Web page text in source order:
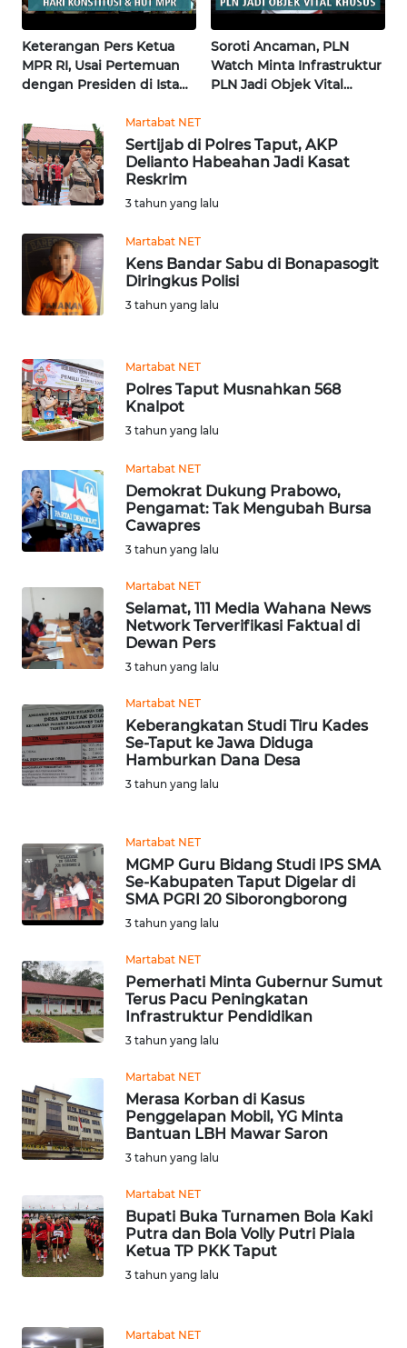
Keterangan Pers Ketua
MPR RI, Usai Pertemuan
dengan Presiden di Istana
Soroti Ancaman, PLN
Watch Minta Infrastruktur
PLN Jadi Objek Vital
Martabat NET
Sertijab di Polres Taput, AKP
Delianto Habeahan Jadi Kasat
Reskrim
3 tahun yang lalu
Martabat NET
Kens Bandar Sabu di Bonapasogit
Diringkus Polisi
3 tahun yang lalu
Martabat NET
Polres Taput Musnahkan 568
Knalpot
3 tahun yang lalu
Martabat NET
Demokrat Dukung Prabowo,
Pengamat: Tak Mengubah Bursa
Cawapres
3 tahun yang lalu
Martabat NET
Selamat, 111 Media Wahana News
Network Terverifikasi Faktual di
Dewan Pers
3 tahun yang lalu
Martabat NET
Keberangkatan Studi Tiru Kades
Se-Taput ke Jawa Diduga
Hamburkan Dana Desa
3 tahun yang lalu
Martabat NET
MGMP Guru Bidang Studi IPS SMA
Se-Kabupaten Taput Digelar di
SMA PGRI 20 Siborongborong
3 tahun yang lalu
Martabat NET
Pemerhati Minta Gubernur Sumut
Terus Pacu Peningkatan
Infrastruktur Pendidikan
3 tahun yang lalu
Martabat NET
Merasa Korban di Kasus
Penggelapan Mobil, YG Minta
Bantuan LBH Mawar Saron
3 tahun yang lalu
Martabat NET
Bupati Buka Turnamen Bola Kaki
Putra dan Bola Volly Putri Piala
Ketua TP PKK Taput
3 tahun yang lalu
Martabat NET
Regional
WN
SUMUT
WN
JAKARTA
WN
WN
BANTEN
WN
KEPRI
WN
PAPUA
WN
PAPUA
WN
RIAU
SERAMBI
WN
JAMBI
SULTRA
WN
NTB
WN
SULTENG
WN
SULBAR
WN
BABEL
WN
WN
SUMSEL